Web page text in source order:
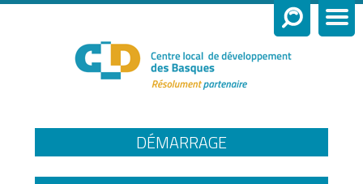
DÉMARRAGE